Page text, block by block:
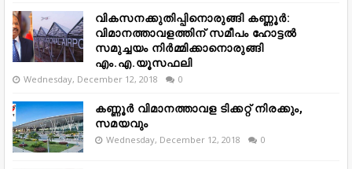
വികസനക്കുതിപ്പിനൊരുങ്ങി കണ്ണൂർ:
വിമാനത്താവളത്തിന് സമീപം ഹോട്ടൽ
സമുച്ചയം നിർമ്മിക്കാനൊരുങ്ങി
എം.എ.യൂസഫലി
Wednesday, December 12, 2018 0
കണ്ണൂർ വിമാനത്താവള ടിക്കറ്റ് നിരക്കും,
സമയവും
Wednesday, December 12, 2018 0